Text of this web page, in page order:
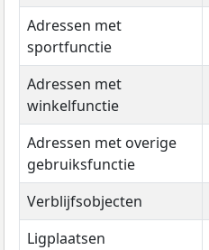
Adressen met
sportfunctie
Adressen met
winkelfunctie
Adressen met overige
gebruiksfunctie
Verblijfsobjecten
Ligplaatsen